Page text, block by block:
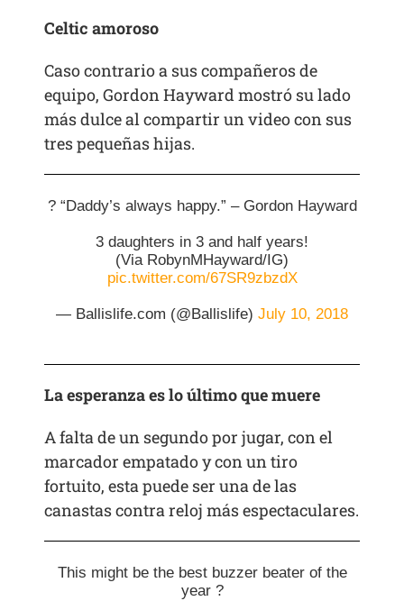
Celtic amoroso
Caso contrario a sus compañeros de
equipo, Gordon Hayward mostró su lado
más dulce al compartir un video con sus
tres pequeñas hijas.
? “Daddy’s always happy.” – Gordon Hayward
3 daughters in 3 and half years!
(Via RobynMHayward/IG)
pic.twitter.com/67SR9zbzdX
— Ballislife.com (@Ballislife) July 10, 2018
La esperanza es lo último que muere
A falta de un segundo por jugar, con el
marcador empatado y con un tiro
fortuito, esta puede ser una de las
canastas contra reloj más espectaculares.
This might be the best buzzer beater of the
year ?